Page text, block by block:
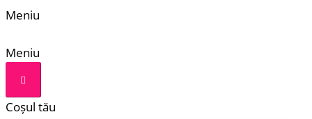
Meniu
Meniu
Coșul tău